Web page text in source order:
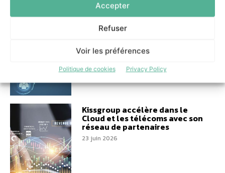
Accepter
Refuser
Voir les préférences
Politique de cookies Privacy Policy
Double certification ISO :
Numeryx valorise son
excellence opérationnelle
Kissgroup accélère dans le
Cloud et les télécoms avec son
réseau de partenaires
23 juin 2026